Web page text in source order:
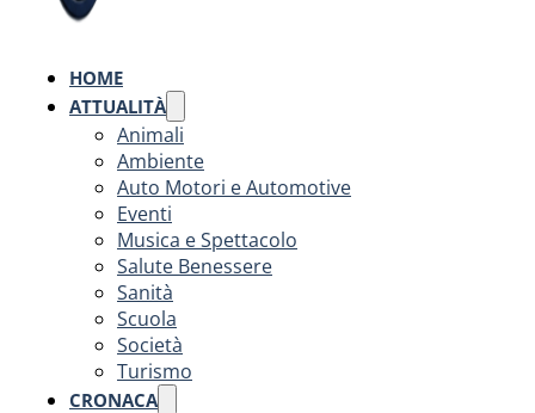
HOME
ATTUALITÀ
Animali
Ambiente
Auto Motori e Automotive
Eventi
Musica e Spettacolo
Salute Benessere
Sanità
Scuola
Società
Turismo
CRONACA